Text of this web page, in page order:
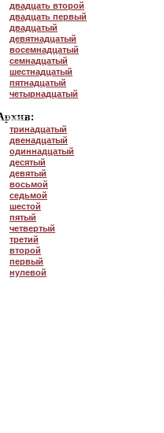
двадцать второй
двадцать первый
двадцатый
девятнадцатый
восемнадцатый
семнадцатый
шестнадцатый
пятнадцатый
четырнадцатый
тринадцатый
двенадцатый
одиннадцатый
десятый
девятый
восьмой
седьмой
шестой
пятый
четвертый
третий
второй
первый
нулевой